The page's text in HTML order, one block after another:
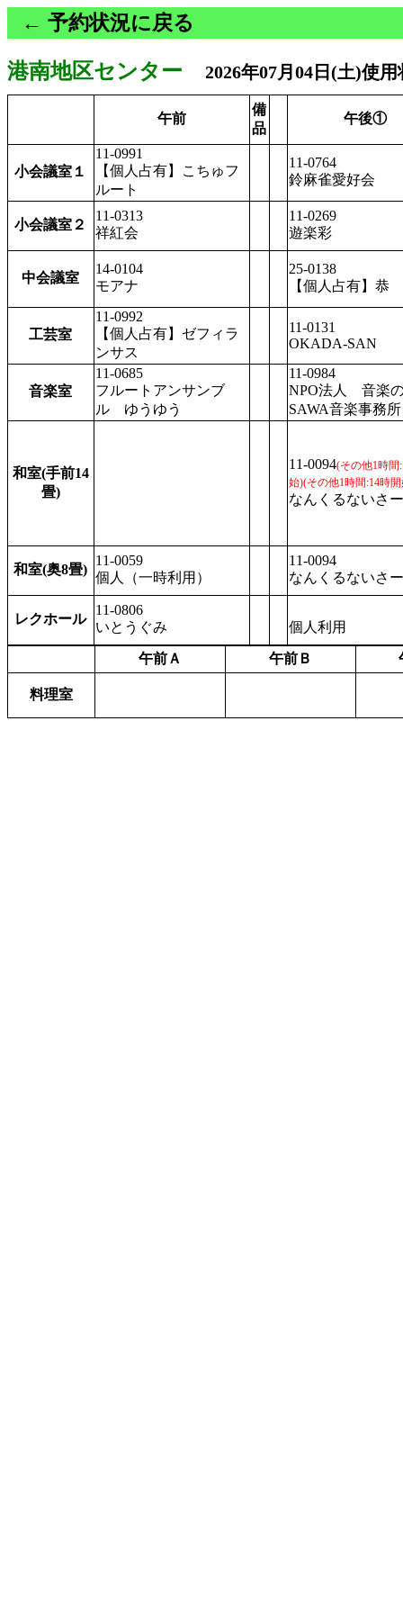
← 予約状況に戻る
港南地区センター 2026年07月04日(土)使用
午前
備
品
午後①
小会議室１
11-0991
【個人占有】こちゅフ
ルート
11-0764
鈴麻雀愛好会
小会議室２
11-0313
祥紅会
11-0269
遊楽彩
中会議室
14-0104
モアナ
25-0138
【個人占有】恭
工芸室
11-0992
【個人占有】ゼフィラ
ンサス
11-0131
OKADA-SAN
音楽室
11-0685
フルートアンサンブ
ル ゆうゆう
11-0984
NPO法人 音楽
SAWA音楽事務所
和室(手前14
畳)
11-0094(その他1時間
始)(その他1時間:14時
なんくるないさー
和室(奥8畳)
11-0059
個人（一時利用）
11-0094
なんくるないさー
レクホール
11-0806
いとうぐみ
個人利用
午前Ａ 午前Ｂ
料理室